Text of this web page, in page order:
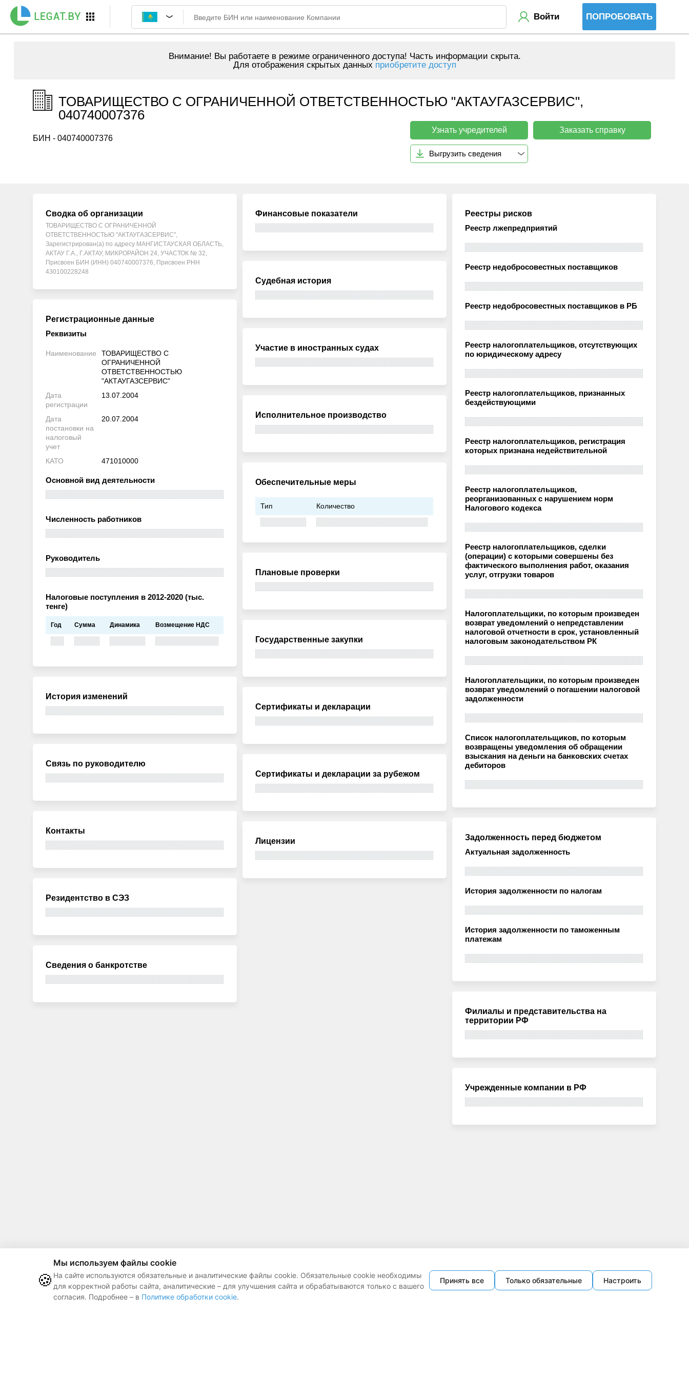
Войти ПОПРОБОВАТЬ
Внимание! Вы работаете в режиме ограниченного доступа! Часть информации скрыта.
Для отображения скрытых данных приобретите доступ
ТОВАРИЩЕСТВО С ОГРАНИЧЕННОЙ ОТВЕТСТВЕННОСТЬЮ "АКТАУГАЗСЕРВИС",
040740007376
БИН - 040740007376
Узнать учредителей Заказать справку
Выгрузить сведения
Сводка об организации
ТОВАРИЩЕСТВО С ОГРАНИЧЕННОЙ
ОТВЕТСТВЕННОСТЬЮ "АКТАУГАЗСЕРВИС",
Зарегистрирован(а) по адресу МАНГИСТАУСКАЯ ОБЛАСТЬ,
АКТАУ Г.А., Г.АКТАУ, МИКРОРАЙОН 24, УЧАСТОК № 32,
Присвоен БИН (ИНН) 040740007376, Присвоен РНН
430100228248
Регистрационные данные
Реквизиты
Наименование
ТОВАРИЩЕСТВО С
ОГРАНИЧЕННОЙ
ОТВЕТСТВЕННОСТЬЮ
"АКТАУГАЗСЕРВИС"
Дата
регистрации
13.07.2004
Дата
постановки на
налоговый
учет
20.07.2004
КАТО 471010000
Основной вид деятельности
Численность работников
Руководитель
Налоговые поступления в 2012-2020 (тыс.
тенге)
Год Сумма Динамика Возмещение НДС
История изменений
Связь по руководителю
Контакты
Резидентство в СЭЗ
Сведения о банкротстве
Финансовые показатели
Судебная история
Участие в иностранных судах
Исполнительное производство
Обеспечительные меры
Тип Количество
Плановые проверки
Государственные закупки
Сертификаты и декларации
Сертификаты и декларации за рубежом
Лицензии
Реестры рисков
Реестр лжепредприятий
Реестр недобросовестных поставщиков
Реестр недобросовестных поставщиков в РБ
Реестр налогоплательщиков, отсутствующих
по юридическому адресу
Реестр налогоплательщиков, признанных
бездействующими
Реестр налогоплательщиков, регистрация
которых признана недействительной
Реестр налогоплательщиков,
реорганизованных с нарушением норм
Налогового кодекса
Реестр налогоплательщиков, сделки
(операции) с которыми совершены без
фактического выполнения работ, оказания
услуг, отгрузки товаров
Налогоплательщики, по которым произведен
возврат уведомлений о непредставлении
налоговой отчетности в срок, установленный
налоговым законодательством РК
Налогоплательщики, по которым произведен
возврат уведомлений о погашении налоговой
задолженности
Список налогоплательщиков, по которым
возвращены уведомления об обращении
взыскания на деньги на банковских счетах
дебиторов
Задолженность перед бюджетом
Актуальная задолженность
История задолженности по налогам
История задолженности по таможенным
платежам
Филиалы и представительства на
территории РФ
Учрежденные компании в РФ
🍪
Мы используем файлы cookie
На сайте используются обязательные и аналитические файлы cookie. Обязательные cookie необходимы
для корректной работы сайта, аналитические – для улучшения сайта и обрабатываются только с вашего
согласия. Подробнее – в Политике обработки cookie.
Принять все Только обязательные Настроить